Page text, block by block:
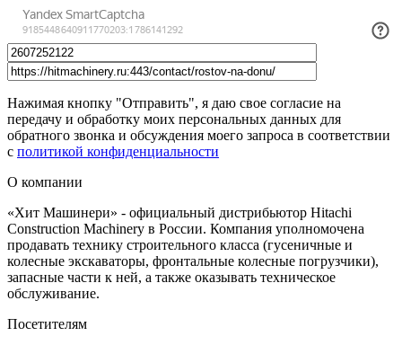
Нажимая кнопку "Отправить", я даю свое согласие на
передачу и обработку моих персональных данных для
обратного звонка и обсуждения моего запроса в соответствии
с политикой конфиденциальности
О компании
«Хит Машинери» - официальный дистрибьютор Hitachi
Construction Machinery в России. Компания уполномочена
продавать технику строительного класса (гусеничные и
колесные экскаваторы, фронтальные колесные погрузчики),
запасные части к ней, а также оказывать техническое
обслуживание.
Посетителям